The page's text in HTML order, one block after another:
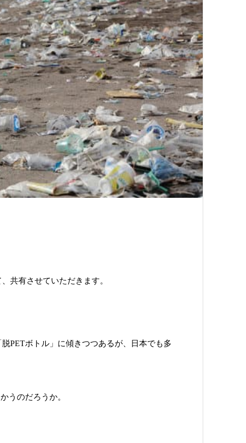
共有させていただきます。
PETボトル」に傾きつつあるが、日本でも多
うのだろうか。